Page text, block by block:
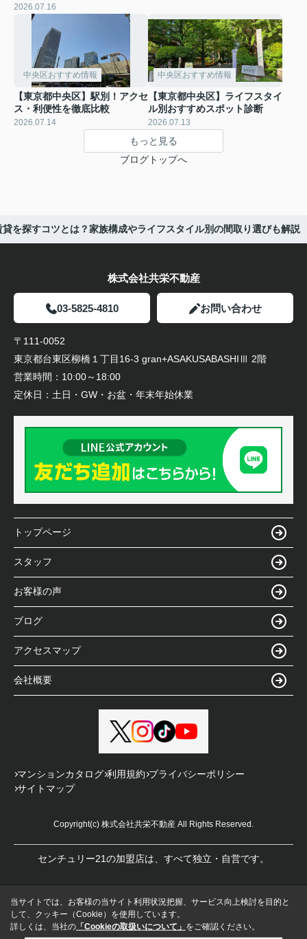
2026.07.16
中央区おすすめ情報
【東京都中央区】駅別！アクセ
ス・利便性を徹底比較
2026.07.14
中央区おすすめ情報
【東京都中央区】ライフスタイ
ル別おすすめスポット診断
2026.07.13
もっと見る
ブログトップへ
を探すコツとは？家族構成やライフスタイル別の間取り選びも解説
株式会社共栄不動産
03-5825-4810 お問い合わせ
〒111-0052
東京都台東区柳橋１丁目16-3 gran+ASAKUSABASHIⅢ 2階
営業時間： 10:00～18:00
定休日： 土日・GW・お盆・年末年始休業
トップページ
スタッフ
お客様の声
ブログ
アクセスマップ
会社概要
マンションカタログ 利用規約 プライバシーポリシー
サイトマップ
Copyright(c) 株式会社共栄不動産 All Rights Reserved.
センチュリー21の加盟店は、すべて独立・自営です。
当サイトでは、お客様の当サイト利用状況把握、サービス向上検討を目的と
して、クッキー（Cookie）を使用しています。
詳しくは、当社の 「Cookieの取扱いについて」 をご確認ください。